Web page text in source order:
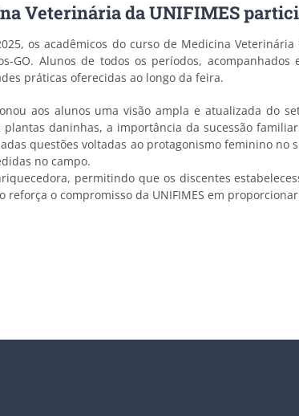
Veterinária da UNIFIMES
os acadêmicos do curso de Medicina
GO. Alunos de todos os períodos,
práticas oferecidas ao longo da feira.
aos alunos uma visão ampla e atualizada do
plantas daninhas, a importância da sucessão
questões voltadas ao protagonismo feminino
no campo.
permitindo que os discentes
reforça o compromisso da UNIFIMES em